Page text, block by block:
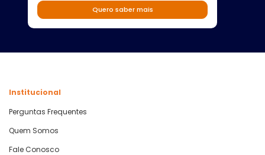
Quero saber mais
Institucional
Perguntas Frequentes
Quem Somos
Fale Conosco